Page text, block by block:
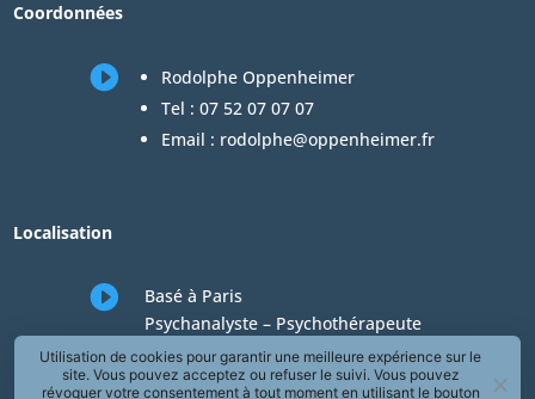
Coordonnées

Rodolphe Oppenheimer
Tel : 07 52 07 07 07
Email : rodolphe@oppenheimer.fr
Localisation

Basé à Paris
Psychanalyste – Psychothérapeute
Consultations en téléconsultation de
psychologie
Utilisation de cookies pour garantir une meilleure expérience sur le
site. Vous pouvez acceptez ou refuser le suivi. Vous pouvez
révoquer votre consentement à tout moment en utilisant le bouton